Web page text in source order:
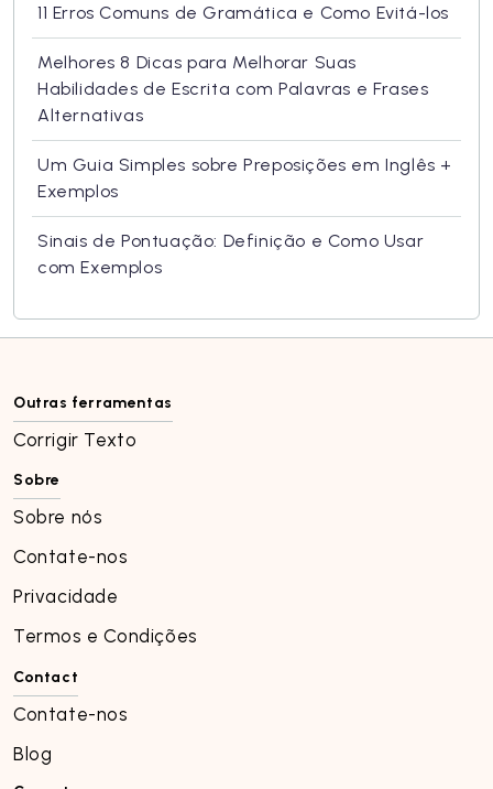
11 Erros Comuns de Gramática e Como Evitá-los
Melhores 8 Dicas para Melhorar Suas
Habilidades de Escrita com Palavras e Frases
Alternativas
Um Guia Simples sobre Preposições em Inglês +
Exemplos
Sinais de Pontuação: Definição e Como Usar
com Exemplos
Outras ferramentas
Corrigir Texto
Sobre
Sobre nós
Contate-nos
Privacidade
Termos e Condições
Contact
Contate-nos
Blog